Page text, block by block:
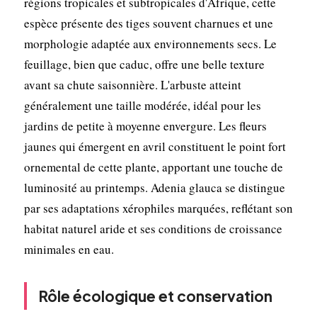
espèce présente des tiges souvent charnues et une
morphologie adaptée aux environnements secs. Le
feuillage, bien que caduc, offre une belle texture
avant sa chute saisonnière. L'arbuste atteint
généralement une taille modérée, idéal pour les
jardins de petite à moyenne envergure. Les fleurs
jaunes qui émergent en avril constituent le point fort
ornemental de cette plante, apportant une touche de
luminosité au printemps. Adenia glauca se distingue
par ses adaptations xérophiles marquées, reflétant son
habitat naturel aride et ses conditions de croissance
minimales en eau.
Rôle écologique et conservation